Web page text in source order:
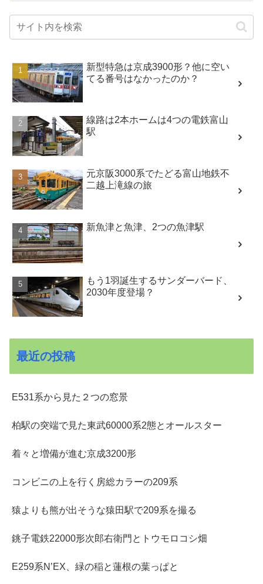
新型特急は京成3900形？他に空い
てる番号はなかったのか？
線路は2本ホームは4つの電鉄富山
駅
元京阪3000系でたどる富山地鉄不
二越上滝線の旅
新魚津と魚津、2つの魚津駅
もう1羽誕生するサンダーバード、
2030年度登場？
最近の投稿
E531系から見た２つの窓景
柏駅の突端で見た東武60000系2態とオールスター
着々と増備が進む京成3200形
コンビニの上を行く房総カラーの209系
猿よりも熊が出そうな猿田駅で209系を撮る
銚子電鉄22000形次郎右衛門とトウモロコシ畑
E259系N’EX、緑の稲と蓮根の葉っぱと